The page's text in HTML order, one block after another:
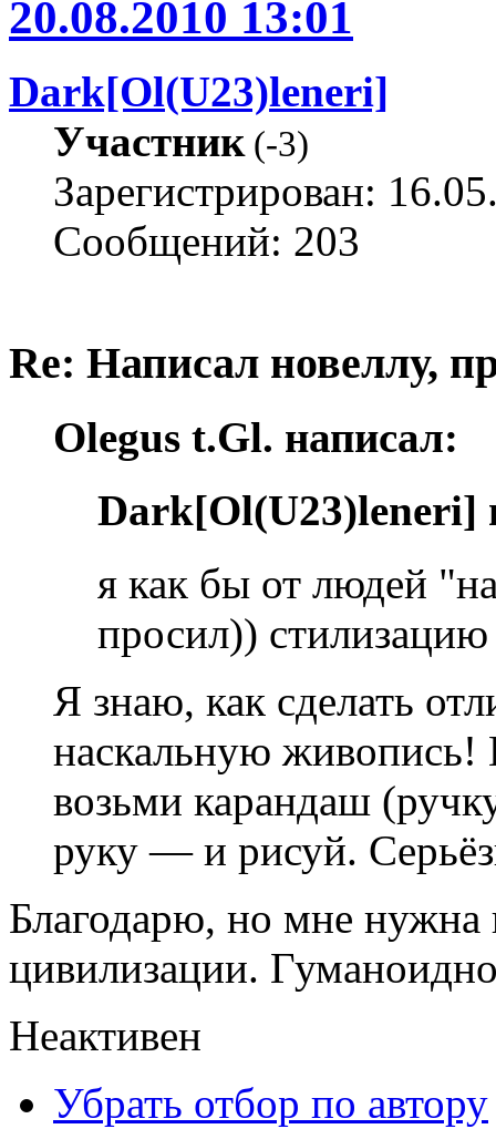
20.08.2010 13:01
Dark[Ol(U23)leneri]
Участник(-3)
Зарегистрирован:
Сообщений: 203
Re: Написал новеллу,
Olegus t.Gl. написал:
Dark[Ol(U23)leneri]
я как бы от людей
просил))
Я знаю, как сделать
наскальную
возьми карандаш
руку — и рисуй.
Благодарю, но мне нужна
цивилизации.
Неактивен
Убрать отбор по автору